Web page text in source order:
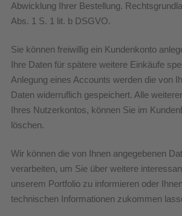
Abwicklung Ihrer Bestellung.
Abs. 1 S. 1 lit. b DSGVO.
Sie können freiwillig ein Kundenkonto
Ihre Daten für spätere weitere Einkäufe
Anlegung eines Accounts werden die von
Daten widerruflich gespeichert. Alle
Ihres Nutzerkontos, können Sie im
löschen.
Wir können die von Ihnen angegebenen
verarbeiten, um Sie über weitere
unserem Portfolio zu informieren oder
technischen Informationen zukommen